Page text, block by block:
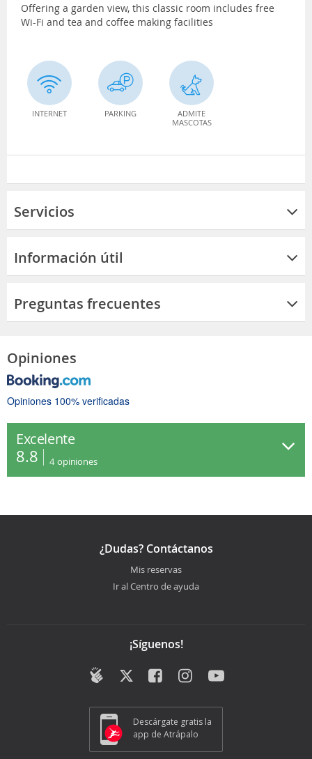
Offering a garden view, this classic room includes free
Wi-Fi and tea and coffee making facilities
INTERNET PARKING
ADMITE
MASCOTAS
Servicios
Información útil
Preguntas frecuentes
Opiniones
Opiniones 100% verificadas
Excelente
8.8 4 opiniones
¿Dudas? Contáctanos
Mis reservas
Ir al Centro de ayuda
¡Síguenos!
Descárgate gratis la
app de Atrápalo